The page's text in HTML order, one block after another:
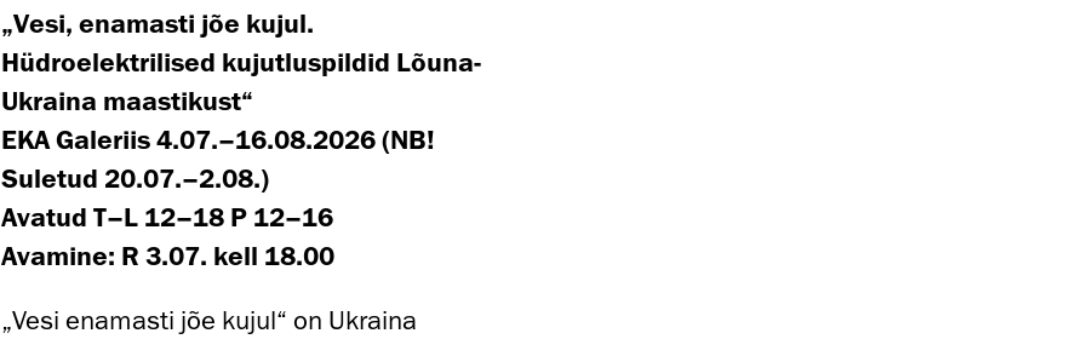
„Vesi, enamasti jõe kujul.
Hüdroelektrilised kujutluspildid Lõuna-
Ukraina maastikust“
EKA Galeriis 4.07.–16.08.2026 (NB!
Suletud 20.07.–2.08.)
Avatud T–L 12–18 P 12–16
Avamine: R 3.07. kell 18.00
„Vesi enamasti jõe kujul“ on Ukraina